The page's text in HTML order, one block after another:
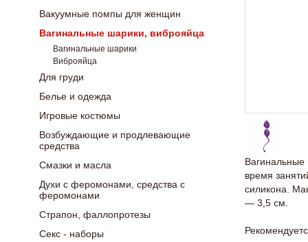
Вакуумные помпы для женщин
Вагинальные шарики, виброяйца
Вагинальные шарики
Виброяйца
Для груди
Белье и одежда
Игровые костюмы
Возбуждающие и продлевающие
средства
Смазки и масла
Духи с феромонами, средства с
феромонами
Страпон, фаллопротезы
Секс - наборы
Вагинальные
время
силикона.
— 3,5 см.